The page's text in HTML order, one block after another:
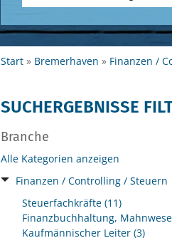
Start Bremerhaven Finanzen /
SUCHERGEBNISSE
Branche
Alle Kategorien anzeigen
Finanzen / Controlling / Steuern
Steuerfachkräfte (11)
Finanzbuchhaltung,
Kaufmännischer Leiter (3)